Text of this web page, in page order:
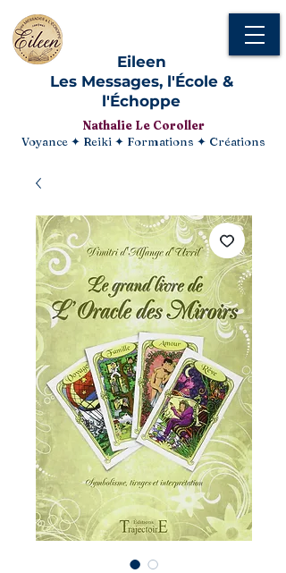
Eileen
Les Messages, l'École &
l'Échoppe
Nathalie Le Coroller
Voyance ✦ Reiki ✦ Formations ✦ Créations